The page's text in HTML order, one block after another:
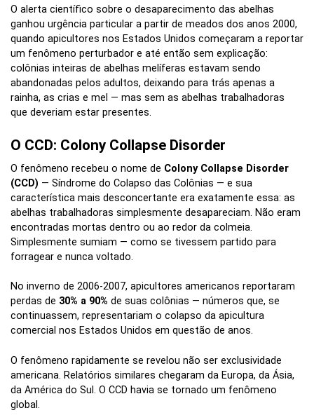
O alerta científico sobre o desaparecimento das abelhas
ganhou urgência particular a partir de meados dos anos 2000,
quando apicultores nos Estados Unidos começaram a reportar
um fenômeno perturbador e até então sem explicação:
colônias inteiras de abelhas melíferas estavam sendo
abandonadas pelos adultos, deixando para trás apenas a
rainha, as crias e mel — mas sem as abelhas trabalhadoras
que deveriam estar presentes.
O CCD: Colony Collapse Disorder
O fenômeno recebeu o nome de Colony Collapse Disorder
(CCD) — Síndrome do Colapso das Colônias — e sua
característica mais desconcertante era exatamente essa: as
abelhas trabalhadoras simplesmente desapareciam. Não eram
encontradas mortas dentro ou ao redor da colmeia.
Simplesmente sumiam — como se tivessem partido para
forragear e nunca voltado.
No inverno de 2006-2007, apicultores americanos reportaram
perdas de 30% a 90% de suas colônias — números que, se
continuassem, representariam o colapso da apicultura
comercial nos Estados Unidos em questão de anos.
O fenômeno rapidamente se revelou não ser exclusividade
americana. Relatórios similares chegaram da Europa, da Ásia,
da América do Sul. O CCD havia se tornado um fenômeno
global.